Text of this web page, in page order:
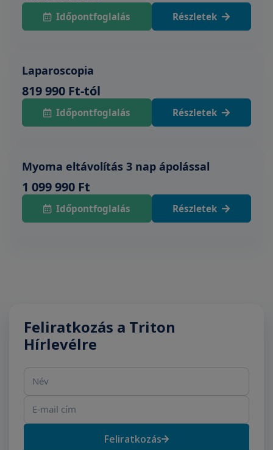
Időpontfoglalás Részletek
Laparoscopia
819 990 Ft-tól
Időpontfoglalás Részletek
Myoma eltávolítás 3 nap ápolással
1 099 990 Ft
Időpontfoglalás Részletek
Feliratkozás a Triton
Hírlevélre
Feliratkozás